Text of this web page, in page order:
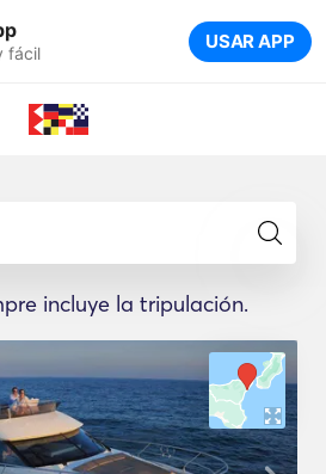
fácil USAR APP
incluye la tripulación.